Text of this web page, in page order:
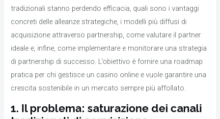
tradizionali stanno perdendo efficacia, quali sono i vantaggi
concreti delle alleanze strategiche, i modelli più diffusi di
acquisizione attraverso partnership, come valutare il partner
ideale e, infine, come implementare e monitorare una strategia
di partnership di successo. L’obiettivo è fornire una roadmap
pratica per chi gestisce un casino online e vuole garantire una
crescita sostenibile in un mercato sempre più affollato.
1. Il problema: saturazione dei canali